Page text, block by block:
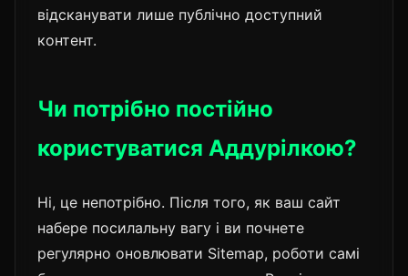
відсканувати лише публічно доступний
контент.
Чи потрібно постійно
користуватися Аддурілкою?
Ні, це непотрібно. Після того, як ваш сайт
набере посилальну вагу і ви почнете
регулярно оновлювати Sitemap, роботи самі